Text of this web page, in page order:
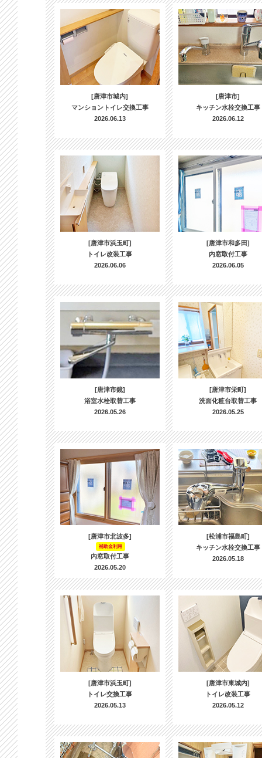
[唐津市城内]
マンショントイレ交換工事
2026.06.13
[唐津市]
キッチン水栓交換工事
2026.06.12
[唐津市浜玉町]
トイレ改装工事
2026.06.06
[唐津市和多田]
内窓取付工事
2026.06.05
[唐津市鏡]
浴室水栓取替工事
2026.05.26
[唐津市栄町]
洗面化粧台取替工事
2026.05.25
[唐津市北波多]
補助金利用
内窓取付工事
2026.05.20
[松浦市福島町]
キッチン水栓交換工事
2026.05.18
[唐津市浜玉町]
トイレ交換工事
2026.05.13
[唐津市東城内]
トイレ改装工事
2026.05.12